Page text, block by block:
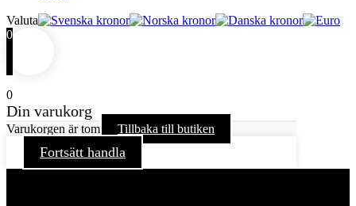
Valuta
0
0
Din varukorg
Varukorgen är tom Tillbaka till butiken
Fortsätt handla